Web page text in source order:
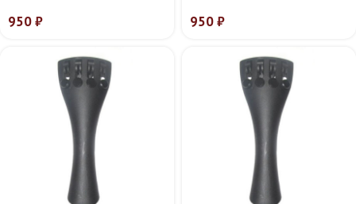
950₽ 950₽